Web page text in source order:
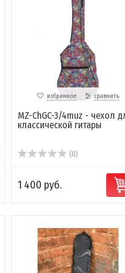
избранное сравнить
MZ-ChGC-3/4muz - чехол
классической гитары
(0)
1 400 руб.